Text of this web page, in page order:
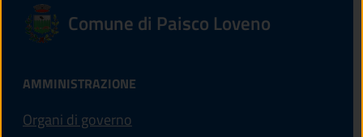
Comune di Paisco Loveno
AMMINISTRAZIONE
Organi di governo